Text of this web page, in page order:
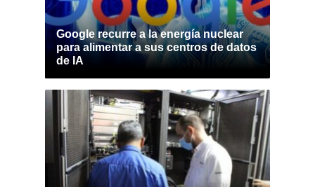
Google recurre a la energía nuclear
para alimentar a sus centros de datos
de IA